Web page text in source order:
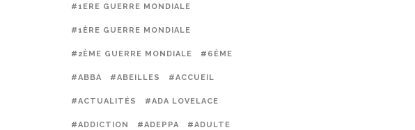
#1ERE GUERRE MONDIALE
#1ÈRE GUERRE MONDIALE
#2ÈME GUERRE MONDIALE #6ÈME
#ABBA #ABEILLES #ACCUEIL
#ACTUALITÉS #ADA LOVELACE
#ADDICTION #ADEPPA #ADULTE